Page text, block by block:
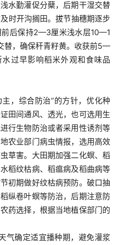
水勤灌促分蘖，后期干湿交替
时开沟搁田。拔节抽穗期逐步
前后保持2—3厘米浅水层10—1
替，确保秆青籽黄。收获前5—
过早影响稻米外观和食味品
主，综合防治”的方针，优化种
田间通风、透光，也可选用生
行生物防治或者采用性诱剂等
农业部门病虫情报，选用高效
草害。大田期加强二化螟、稻
稻纹枯病、稻瘟病及稻曲病等
初期做好纹枯病预防。破口抽
纵卷叶螟等防治，后期注意防
药选择，根据当地植保部门的
气确定适宜播种期，避免灌浆